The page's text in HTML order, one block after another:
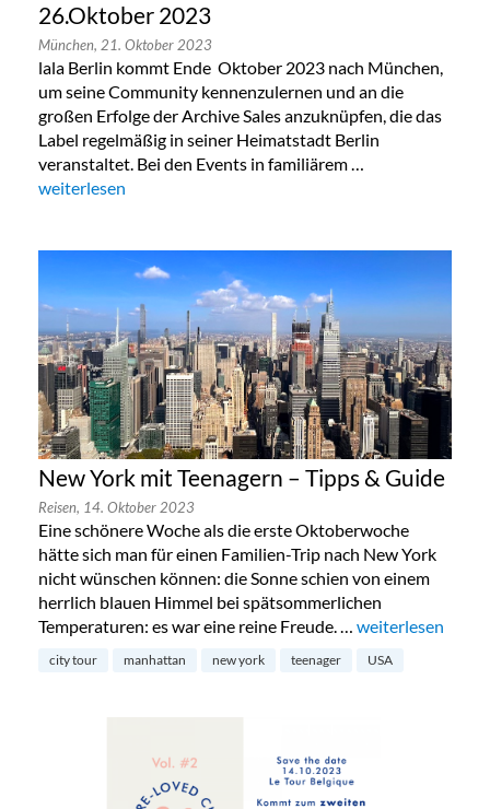
26.Oktober 2023
München, 21. Oktober 2023
lala Berlin kommt Ende Oktober 2023 nach München,
um seine Community kennenzulernen und an die
großen Erfolge der Archive Sales anzuknüpfen, die das
Label regelmäßig in seiner Heimatstadt Berlin
veranstaltet. Bei den Events in familiärem …
„Lala Berlin Flash Sale in München 24. bis 26.Oktober 2023“
weiterlesen
New York mit Teenagern – Tipps & Guide
Reisen, 14. Oktober 2023
Eine schönere Woche als die erste Oktoberwoche
hätte sich man für einen Familien-Trip nach New York
nicht wünschen können: die Sonne schien von einem
herrlich blauen Himmel bei spätsommerlichen
Temperaturen: es war eine reine Freude. … „New York mit
weiterlesen
city tour manhattan new york teenager USA